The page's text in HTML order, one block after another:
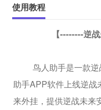
使用教程
【--------逆
鸟人助手是一款
助手APP软件上线逆战
来外挂，提供逆战未来